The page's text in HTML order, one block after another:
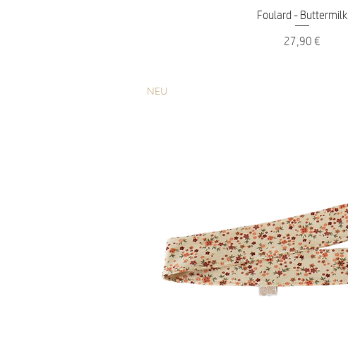
Schnellansicht
Foulard - Buttermilk
Preis
27,90 €
NEU